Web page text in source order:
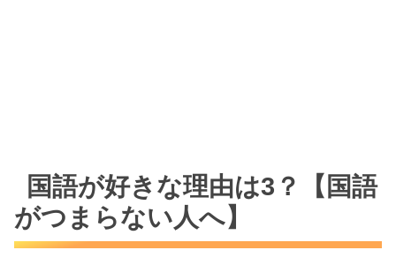
国語が好きな理由は3？【国語
がつまらない人へ】